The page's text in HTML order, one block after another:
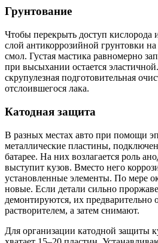
Грунтование
Чтобы перекрыть доступ кислорода
слой антикоррозийной грунтовки
смол. Густая мастика равномерно
при высыхании остается
скрупулезная подготовительная
отслоившегося лака.
Катодная защита
В разных местах авто при помощи
металлические пластины,
батарее. На них возлагается роль
выступит кузов. Вместо него
установленные элементы. По мере
новые. Если детали сильно
демонтируются, их предварительно
растворителем, а затем снимают.
Для организации катодной защиты